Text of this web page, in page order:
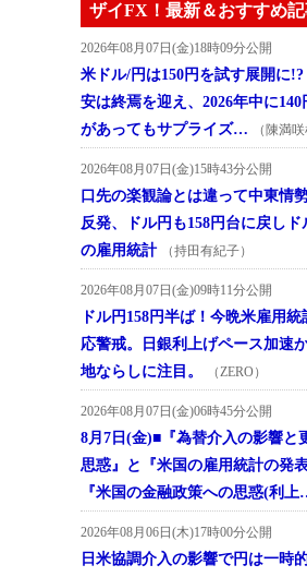
ザイFX！最新＆おすすめ
2026年08月07日(金)18時09分公開
米ドル/円は150円を試す展開に
安は終焉を迎え、2026年中に
があってもサプライズ…
（陳満咲
2026年08月07日(金)15時43分公開
口先の楽観論とは違って中東情
反発、ドル円も158円台に戻し
の雇用統計
（持田有紀子）
2026年08月07日(金)09時11分公開
ドル円158円半ば！今晩米雇用
応警戒。日銀利上げペース加速
地ならしに注目。
（ZERO）
2026年08月07日(金)06時45分公開
8月7日(金)■『為替介入の影響と
思惑』と『米国の雇用統計の発
『米国の金融政策への思惑(利
2026年08月06日(木)17時00分公開
日米協調介入の影響で円は一時